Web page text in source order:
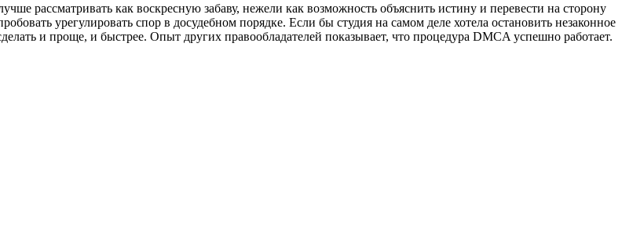
как воскресную забаву, нежели как возможность объяснить истину и перевести на сторону
урегулировать спор в досудебном порядке. Если бы студия на самом деле хотела остановить незаконное
и проще, и быстрее. Опыт других правообладателей показывает, что процедура DMCA успешно работает.